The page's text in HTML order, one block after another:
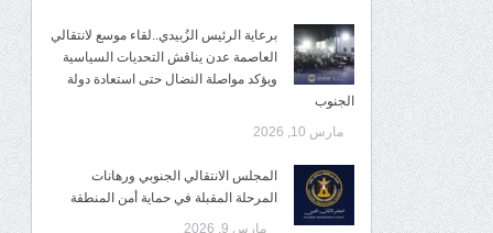
برعاية الرئيس الزُبيدي..لقاء موسع لانتقالي
العاصمة عدن يناقش التحديات السياسية
ويؤكد مواصلة النضال حتى استعادة دولة
الجنوب
مارس 10, 2026
المجلس الانتقالي الجنوبي ورهانات
المرحلة المقبلة في حماية أمن المنطقة
مارس 9, 2026